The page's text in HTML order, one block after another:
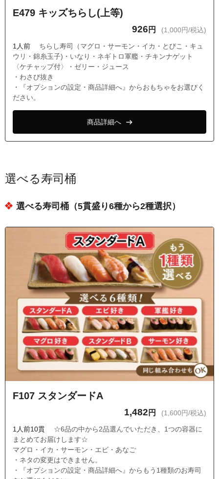
E479 キッズちらし(上等)
926 円 (1,000円/税込)
1人前
ちらし寿司（マグロ・サーモン・イカ・とびこ・キュ
ウリ・錦糸玉子)・いなり・ネギトロ軍艦・チキンナゲット
〈ケチャップ付〉・ゼリー・ジュース
・わさび抜き
・『オプションの設定・商品詳細へ』からおもちゃをお選びく
ださい。
商品詳細へ
選べる寿司桶
選べる寿司桶（5貫盛り6種から2種選択）
F107 スタンダードA
1,482 円 (1,600円/税込)
1人前10貫
☆6品の中から2品選んでいただき、1つの容器に
まとめてお届けします☆
マグロ・イカ・サーモン・エビ・あなご
・ネタの変更はできません。
・『オプションの設定・商品詳細へ』からもう1種類のお寿司